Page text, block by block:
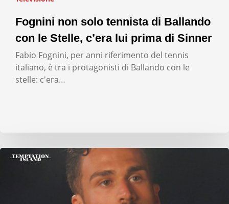
Fognini non solo tennista di Ballando
con le Stelle, c’era lui prima di Sinner
Fabio Fognini, per anni riferimento del tennis
italiano, è tra i protagonisti di Ballando con le
stelle: c'era…